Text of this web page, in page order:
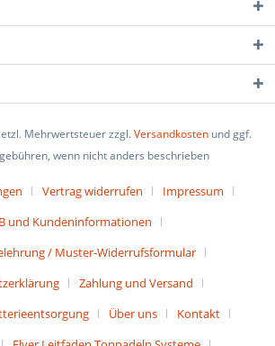
Mehrwertsteuer zzgl.Versandkosten und ggf.
wenn nicht anders beschrieben
Vertrag widerrufen
Impressum
und Kundeninformationen
/ Muster-Widerrufsformular
Zahlung und Versand
Über uns
Kontakt